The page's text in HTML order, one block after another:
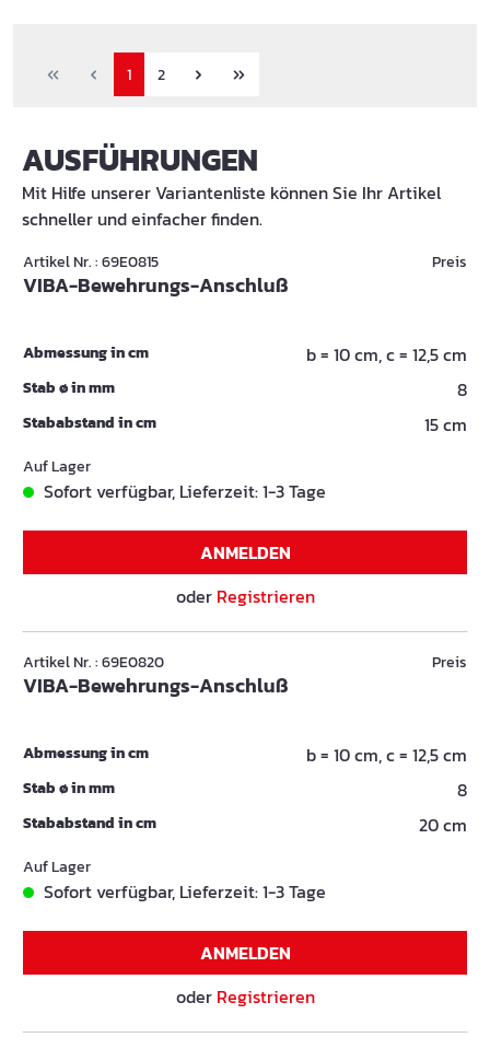
1 2
AUSFÜHRUNGEN
Mit Hilfe unserer Variantenliste können Sie Ihr Artikel
schneller und einfacher finden.
Artikel Nr. : 69E0815
VIBA-Bewehrungs-Anschluß
Preis
Abmessung in cm b = 10 cm, c = 12,5 cm
Stab ø in mm 8
Stababstand in cm 15 cm
Auf Lager
Sofort verfügbar, Lieferzeit: 1-3 Tage
ANMELDEN
oder Registrieren
Artikel Nr. : 69E0820
VIBA-Bewehrungs-Anschluß
Preis
Abmessung in cm b = 10 cm, c = 12,5 cm
Stab ø in mm 8
Stababstand in cm 20 cm
Auf Lager
Sofort verfügbar, Lieferzeit: 1-3 Tage
ANMELDEN
oder Registrieren